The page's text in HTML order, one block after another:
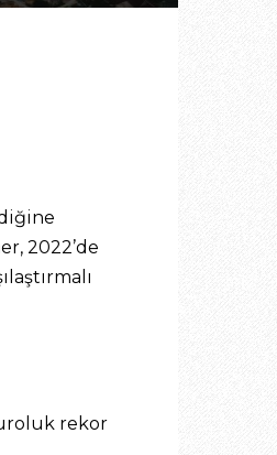
2022’de
rekor